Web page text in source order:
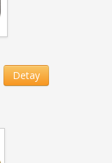
Detay